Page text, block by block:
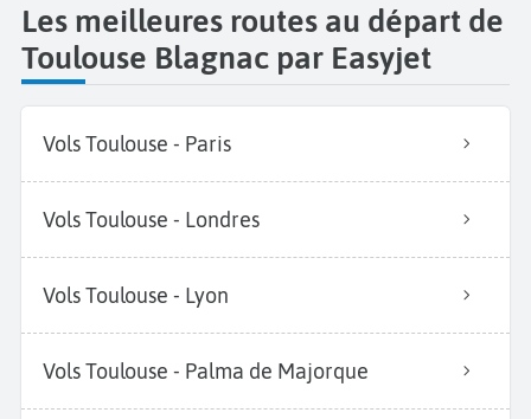
Les meilleures routes au départ de
Toulouse Blagnac par Easyjet
Vols Toulouse - Paris
Vols Toulouse - Londres
Vols Toulouse - Lyon
Vols Toulouse - Palma de Majorque